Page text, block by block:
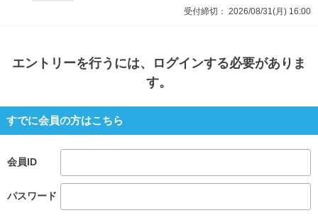
受付締切： 2026/08/31(月) 16:00
エントリーを行うには、ログインする必要がありま
す。
すでに会員の方はこちら
会員ID
パスワード